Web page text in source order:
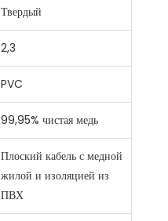
Твердый
2,3
PVC
99,95% чистая медь
Плоский кабель с медной
жилой и изоляцией из
ПВХ